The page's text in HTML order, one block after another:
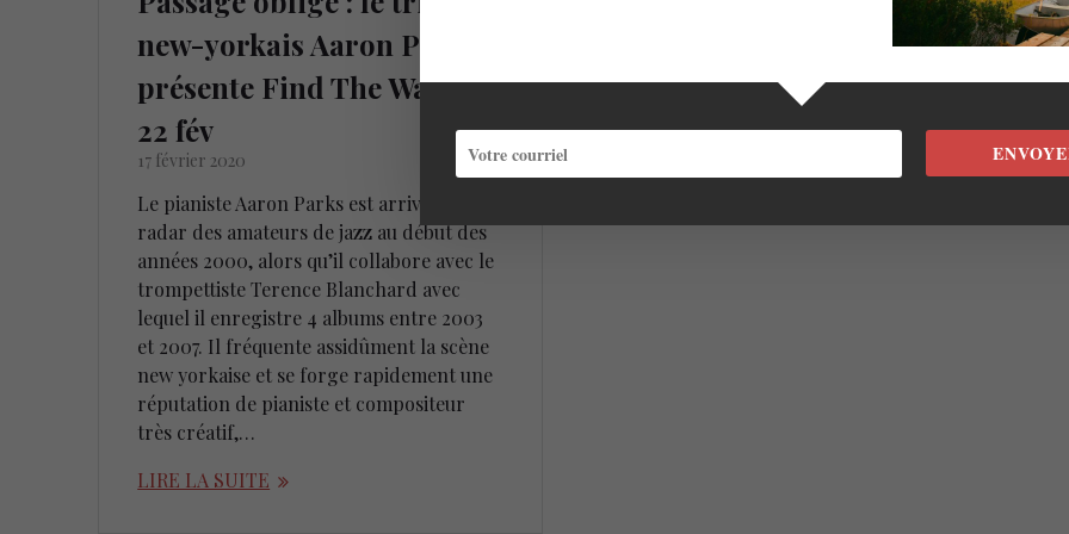
new-yorkais Aaron Parks
présente Find The Way le
22 fév
17 février 2020
Le pianiste Aaron Parks est arrivé dans le
radar des amateurs de jazz au début des
années 2000, alors qu’il collabore avec le
trompettiste Terence Blanchard avec
lequel il enregistre 4 albums entre 2003
et 2007. Il fréquente assidûment la scène
new yorkaise et se forge rapidement une
réputation de pianiste et compositeur
très créatif,…
LIRE LA SUITE